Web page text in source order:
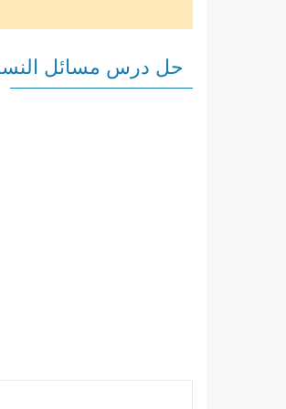
حل درس مسائل